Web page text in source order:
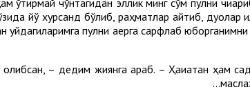
йўқ хурсанд бўлиб, раҳматлар айтиб, дуолар
пулни қаерга сарфлаб
– дедим жиянга қараб. – Ҳақиқатан ҳам